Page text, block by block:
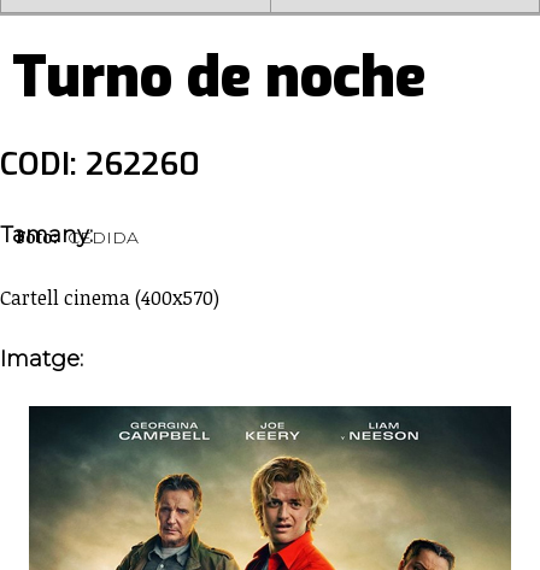
Turno de noche
CODI: 262260
Foto: CEDIDA
Tamany:
Cartell cinema (400x570)
Imatge: